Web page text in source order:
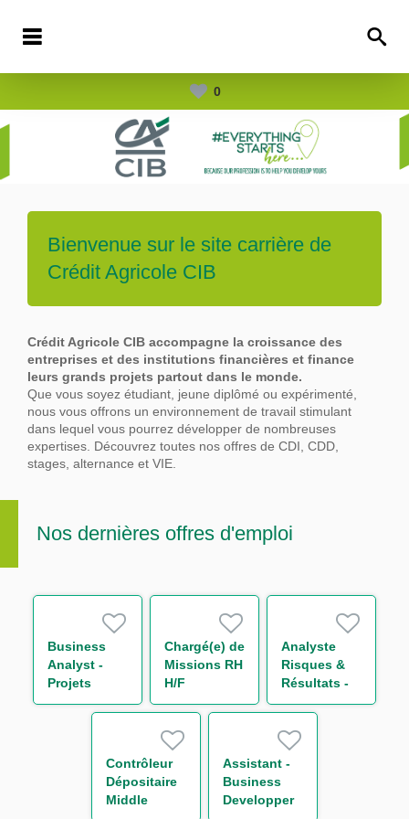
0
Bienvenue sur le site carrière de
Crédit Agricole CIB
Crédit Agricole CIB accompagne la croissance des
entreprises et des institutions financières et finance
leurs grands projets partout dans le monde.
Que vous soyez étudiant, jeune diplômé ou expérimenté,
nous vous offrons un environnement de travail stimulant
dans lequel vous pourrez développer de nombreuses
expertises. Découvrez toutes nos offres de CDI, CDD,
stages, alternance et VIE.
Nos dernières offres d'emploi
Business
Analyst -
Projets
Liquidité
Chargé(e) de
Missions RH
H/F
Analyste
Risques &
Résultats -
Equity
Derivatives
H/F
Contrôleur
Dépositaire
Middle
Assistant -
Business
Developper